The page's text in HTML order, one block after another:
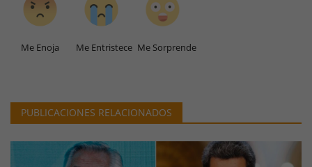
Me Enoja Me Entristece Me Sorprende
PUBLICACIONES RELACIONADOS